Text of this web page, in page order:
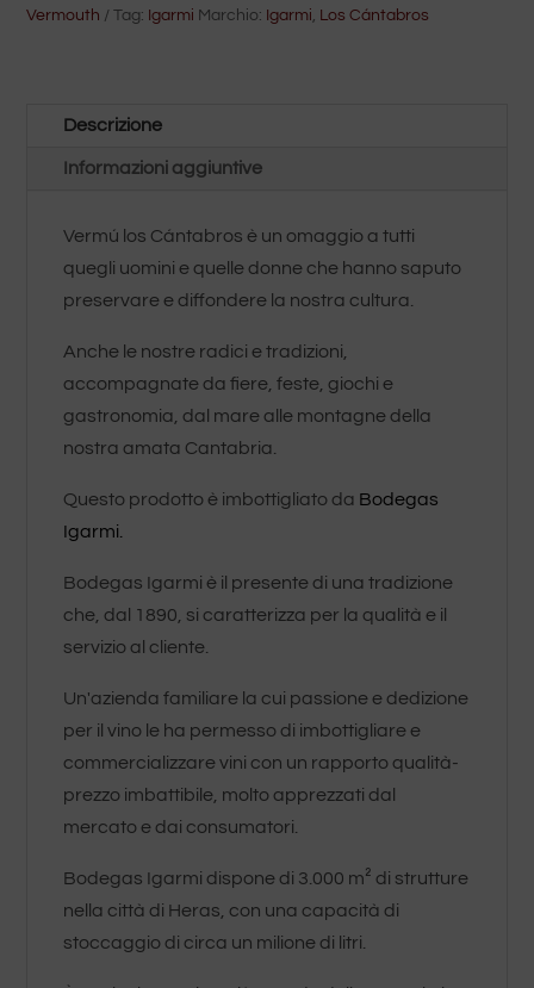
Vermouth
Tag: Igarmi Marchio: Igarmi, Los Cántabros
Descrizione
Informazioni aggiuntive
Vermú los Cántabros è un omaggio a tutti
quegli uomini e quelle donne che hanno saputo
preservare e diffondere la nostra cultura.
Anche le nostre radici e tradizioni,
accompagnate da fiere, feste, giochi e
gastronomia, dal mare alle montagne della
nostra amata Cantabria.
Questo prodotto è imbottigliato da Bodegas
Igarmi.
Bodegas Igarmi è il presente di una tradizione
che, dal 1890, si caratterizza per la qualità e il
servizio al cliente.
Un'azienda familiare la cui passione e dedizione
per il vino le ha permesso di imbottigliare e
commercializzare vini con un rapporto qualità-
prezzo imbattibile, molto apprezzati dal
mercato e dai consumatori.
Bodegas Igarmi dispone di 3.000 m² di strutture
nella città di Heras, con una capacità di
stoccaggio di circa un milione di litri.